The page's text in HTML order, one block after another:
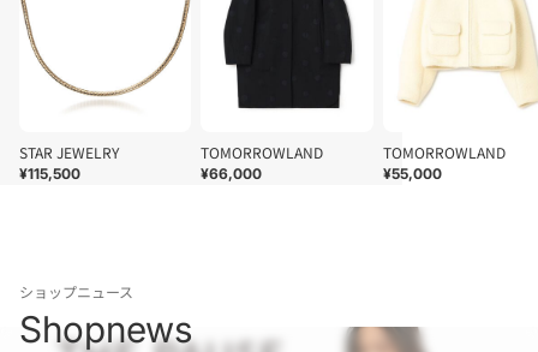
STAR JEWELRY
¥115,500
TOMORROWLAND
¥66,000
TOMORROWLAND
¥55,000
ショップニュース
Shopnews